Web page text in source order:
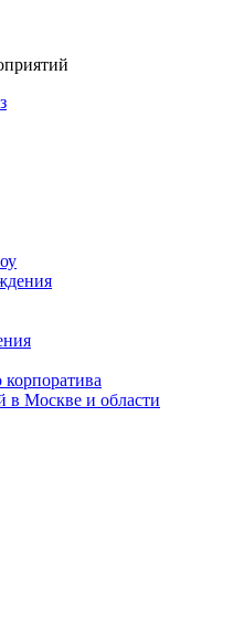
в Москве и области